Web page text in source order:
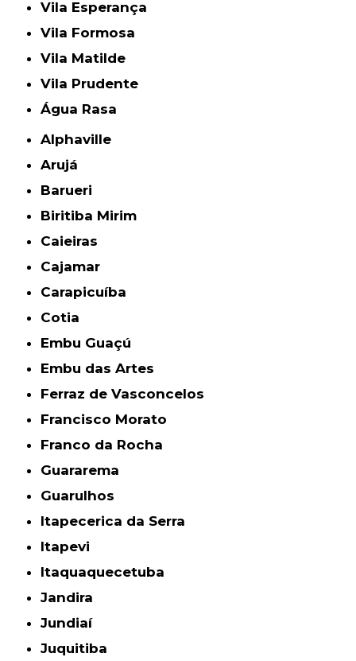
Vila Esperança
Vila Formosa
Vila Matilde
Vila Prudente
Água Rasa
Alphaville
Arujá
Barueri
Biritiba Mirim
Caieiras
Cajamar
Carapicuíba
Cotia
Embu Guaçú
Embu das Artes
Ferraz de Vasconcelos
Francisco Morato
Franco da Rocha
Guararema
Guarulhos
Itapecerica da Serra
Itapevi
Itaquaquecetuba
Jandira
Jundiaí
Juquitiba